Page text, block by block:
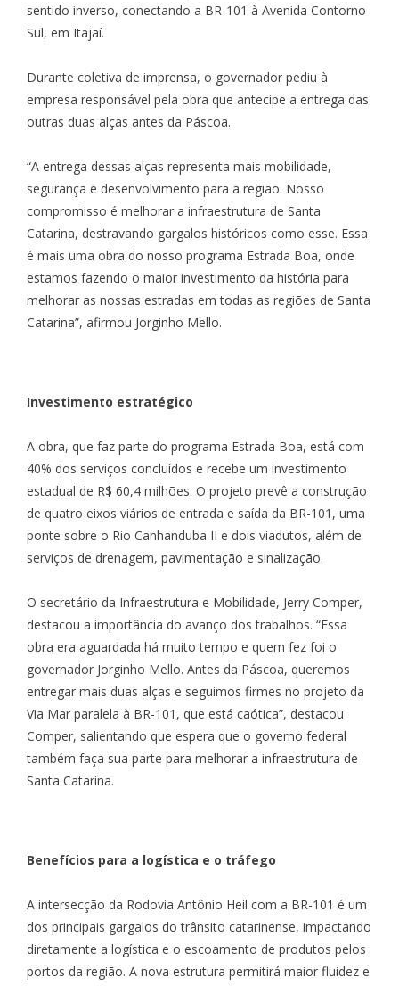
sentido inverso, conectando a BR-101 à Avenida Contorno
Sul, em Itajaí.
Durante coletiva de imprensa, o governador pediu à
empresa responsável pela obra que antecipe a entrega das
outras duas alças antes da Páscoa.
“A entrega dessas alças representa mais mobilidade,
segurança e desenvolvimento para a região. Nosso
compromisso é melhorar a infraestrutura de Santa
Catarina, destravando gargalos históricos como esse. Essa
é mais uma obra do nosso programa Estrada Boa, onde
estamos fazendo o maior investimento da história para
melhorar as nossas estradas em todas as regiões de Santa
Catarina”, afirmou Jorginho Mello.
Investimento estratégico
A obra, que faz parte do programa Estrada Boa, está com
40% dos serviços concluídos e recebe um investimento
estadual de R$ 60,4 milhões. O projeto prevê a construção
de quatro eixos viários de entrada e saída da BR-101, uma
ponte sobre o Rio Canhanduba II e dois viadutos, além de
serviços de drenagem, pavimentação e sinalização.
O secretário da Infraestrutura e Mobilidade, Jerry Comper,
destacou a importância do avanço dos trabalhos. “Essa
obra era aguardada há muito tempo e quem fez foi o
governador Jorginho Mello. Antes da Páscoa, queremos
entregar mais duas alças e seguimos firmes no projeto da
Via Mar paralela à BR-101, que está caótica”, destacou
Comper, salientando que espera que o governo federal
também faça sua parte para melhorar a infraestrutura de
Santa Catarina.
Benefícios para a logística e o tráfego
A intersecção da Rodovia Antônio Heil com a BR-101 é um
dos principais gargalos do trânsito catarinense, impactando
diretamente a logística e o escoamento de produtos pelos
portos da região. A nova estrutura permitirá maior fluidez e